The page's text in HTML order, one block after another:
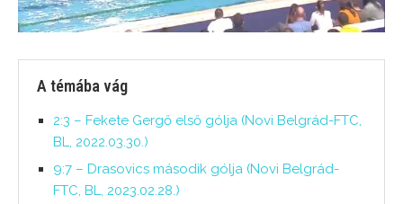
A témába vág
2:3 – Fekete Gergő első gólja (Novi Belgrád-FTC,
BL, 2022.03.30.)
9:7 – Drasovics második gólja (Novi Belgrád-
FTC, BL, 2023.02.28.)